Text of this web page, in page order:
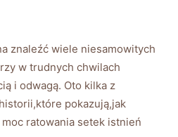
znaleźć wiele⁢ niesamowitych
‍w trudnych chwilach
i odwagą. Oto kilka z
pokazują,jak
moc ratowania setek istnień